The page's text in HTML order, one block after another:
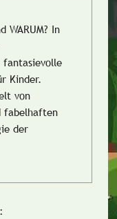
WARUM? In
fantasievolle
Kinder.
von
fabelhaften
der